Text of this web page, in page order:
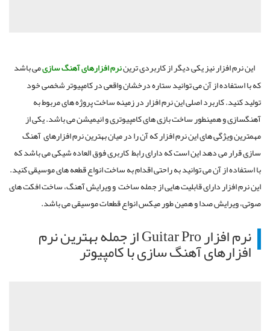
این نرم‌ افزار نیز یکی دیگر از کاربردی تریننرم افزارهای آهنگ سازیمی باشد
که با استفاده از آن می توانید ستاره درخشان واقعی در کامپیوتر شخصی خود
تولید کنید. کاربرد اصلی این نرم افزار در زمینه ساخت پروژه های مربوط به
آهنگسازی و همینطور ساخت بازی های کامپیوتری و انیمیشن می باشد. یکی از
مهمترین ویژگی های این نرم افزار که آن را در میان بهترین نرم افزارهای آهنگ
سازی قرار می دهد این است که دارای رابط کاربری فوق العاده شیکی می باشد که
با استفاده از آن می توانید به راحتی اقدام به ساخت انواع قطعه های موسیقی کنید.
این نرم افزار دارای قابلیت هایی از جمله ساخت و ویرایش آهنگ، ساخت افکت های
صوتی، ویرایش صدا و همین طور میکس انواع قطعات موسیقی می باشد.
نرم افزار Guitar Pro از جمله بهترین نرم
افزارهای آهنگ سازی با کامپیوتر